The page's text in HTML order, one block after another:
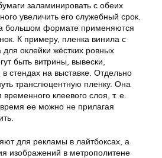
заламинировать с обеих
увеличить его служебный срок.
большом формате применяются
К примеру, пленка винила с
оклейки жёстких ровных
быть витрины, вывески,
стендах на выставке. Отдельно
транслюцентную пленку. Она
клеевого слоя, т. е.
ее можно не прилагая
для рекламы в лайтбоксах, а
изображений в метрополитене